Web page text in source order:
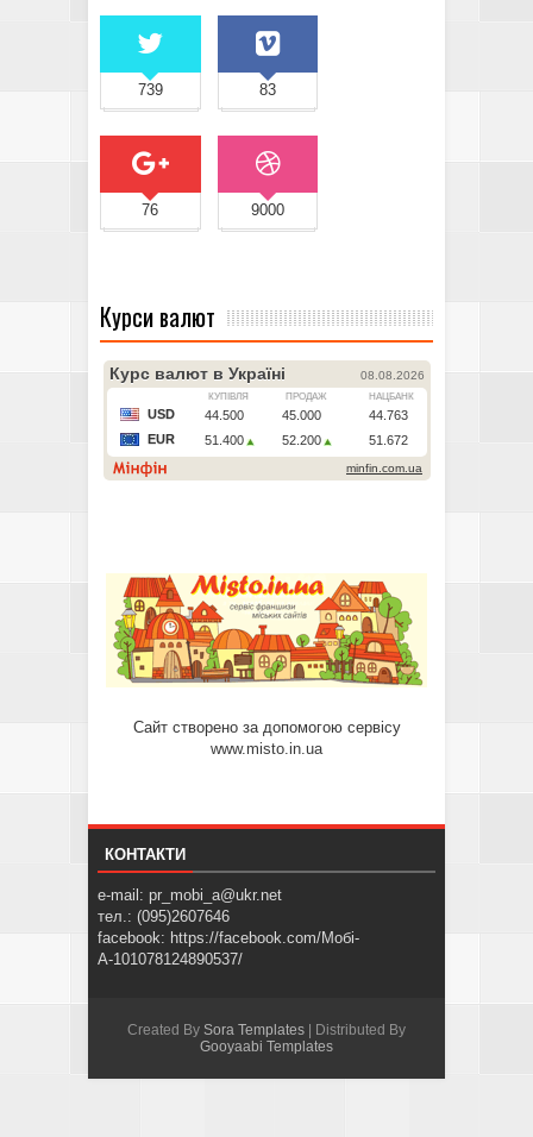
739 83
76 9000
Курси валют
Сайт створено за допомогою сервісу
www.misto.in.ua
КОНТАКТИ
e-mail: pr_mobi_a@ukr.net
тел.: (095)2607646
facebook: https://facebook.com/Мобі-
А-101078124890537/
Created By Sora Templates | Distributed By
Gooyaabi Templates